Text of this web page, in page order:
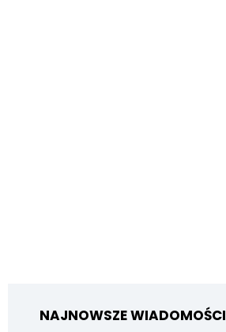
NAJNOWSZE WIADOMOŚCI